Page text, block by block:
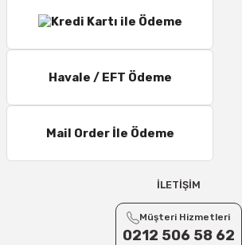
Havale / EFT Ödeme
Mail Order İle Ödeme
İLETİŞİM
Müşteri Hizmetleri
0212 506 58 62